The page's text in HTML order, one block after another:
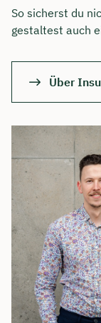
So sicherst du
gestaltest auch
Über
Wir beraten
18 Uhr
🗓️ Wählen